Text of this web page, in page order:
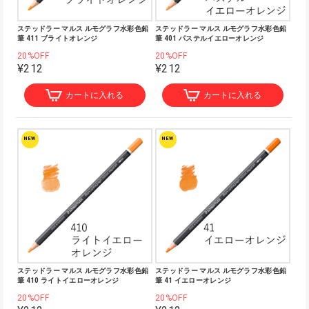
ステッドラー マルス ルモグラフ水彩色鉛
筆 411 ブライトオレンジ
20%OFF
¥212
カートに入れる
ステッドラー マルス ルモグラフ水彩色鉛
筆 401 パステルイエローオレンジ
20%OFF
¥212
カートに入れる
NEW
ステッドラー マルス ルモグラフ水彩色鉛
筆 410 ライトイエローオレンジ
20%OFF
NEW
ステッドラー マルス ルモグラフ水彩色鉛
筆 41 イエローオレンジ
20%OFF